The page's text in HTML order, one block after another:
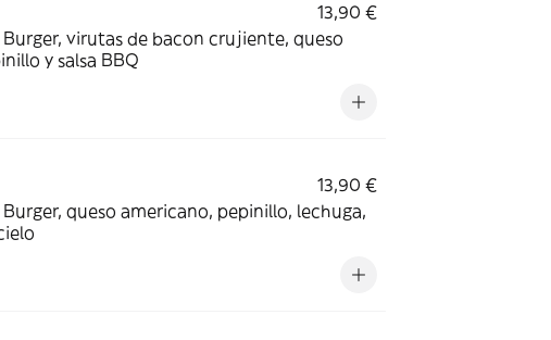
13,90 €
Burger, virutas de bacon crujiente, queso
y salsa BBQ
13,90 €
queso americano, pepinillo, lechuga,